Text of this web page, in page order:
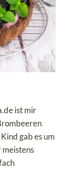
ist mir
gab es um